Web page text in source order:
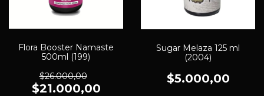
Flora Booster Namaste
500ml (199)
$26.000,00
$21.000,00
Sugar Melaza 125 ml
(2004)
$5.000,00